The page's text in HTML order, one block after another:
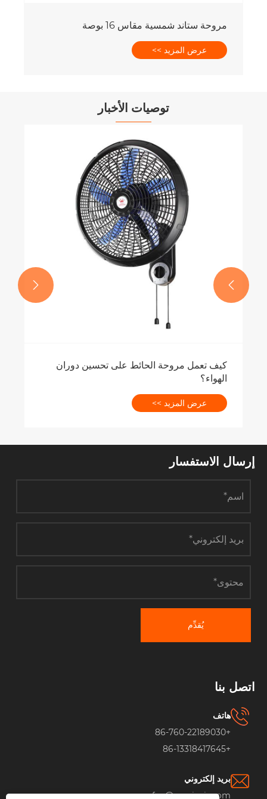
توصيات الأخبار
تتبع المراوح أم مراوح السقف، أيهما أفضل؟
عرض المزيد >>


إرسال الاستفسار
يُقدِّم
اتصل بنا
هاتف
+86-760-22189030
+86-13318417645
بريد إلكتروني
fan@moxieair.com